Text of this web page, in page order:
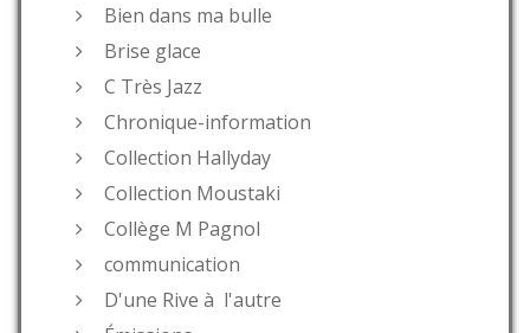
Bien dans ma bulle
Brise glace
C Très Jazz
Chronique-information
Collection Hallyday
Collection Moustaki
Collège M Pagnol
communication
D'une Rive à l'autre